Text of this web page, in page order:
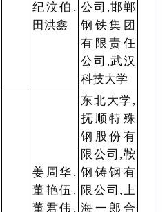
纪汶伯,
田洪鑫
公司,邯郸
钢铁集团
有限责任
公司,武汉
科技大学
姜周华,
董艳伍,
董君伟,
东北大学,
抚顺特殊
钢股份有
限公司,鞍
钢铸钢有
限公司,上
海一郎合